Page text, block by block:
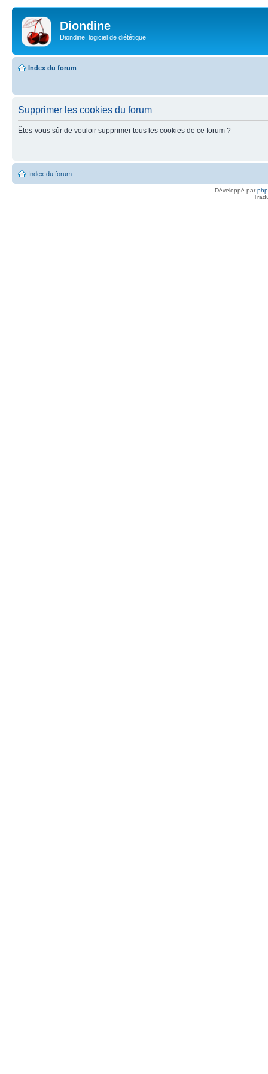
Diondine
Diondine, logiciel de diététique
Index du forum
Supprimer les cookies du forum
Êtes-vous sûr de vouloir supprimer tous les cookies de ce forum ?
Index du forum
Développé par